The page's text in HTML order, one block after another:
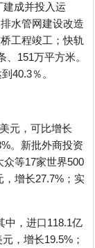
成并投入运
水管网建设改造
工程竣工；快轨
151万平方米。
40.3％。
元，可比增长
。新批外商投资
众等17家世界500
增长27.7%；实
中，进口118.1亿
，增长19.5%；